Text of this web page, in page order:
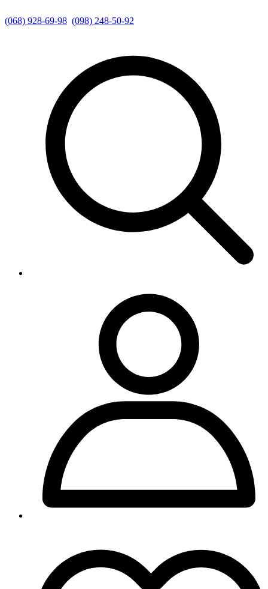
(068) 928-69-98 (098) 248-50-92